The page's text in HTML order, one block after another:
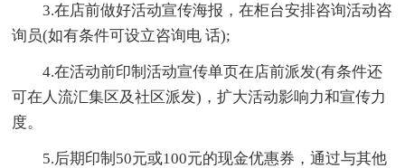
3.在店前做好活动宣传海报，在柜台安排咨询活动咨
询员(如有条件可设立咨询电 话);
4.在活动前印制活动宣传单页在店前派发(有条件还
可在人流汇集区及社区派发)，扩大活动影响力和宣传力
度。
5.后期印制50元或100元的现金优惠券，通过与其他